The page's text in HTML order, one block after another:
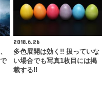
2018.6.26
多色展開は効く!! 扱っていな
い場合でも写真1枚目には掲
載する!!